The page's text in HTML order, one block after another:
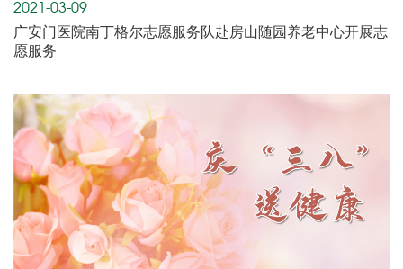
2021-03-09
广安门医院南丁格尔志愿服务队赴房山随园养老中心开展志
愿服务